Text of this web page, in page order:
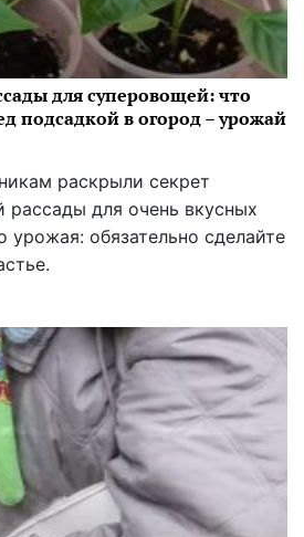
для суперовощей: что
подсадкой в огород – урожай
раскрыли секрет
рассады для очень вкусных
урожая: обязательно сделайте